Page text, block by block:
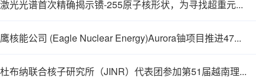
激光光谱首次精确揭示镄-255原子核形状，为寻找超重元素提供新线索
鹰核能公司 (Eagle Nuclear Energy)Aurora铀项目推进47孔预可研钻探
杜布纳联合核子研究所（JINR）代表团参加第51届越南理论物理会议